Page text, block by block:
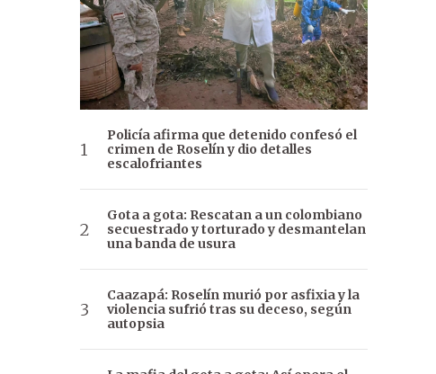
Policía afirma que detenido confesó el
crimen de Roselín y dio detalles
escalofriantes
Gota a gota: Rescatan a un colombiano
secuestrado y torturado y desmantelan
una banda de usura
Caazapá: Roselín murió por asfixia y la
violencia sufrió tras su deceso, según
autopsia